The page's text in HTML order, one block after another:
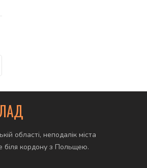
області, неподалік міста
кордону з Польщею.